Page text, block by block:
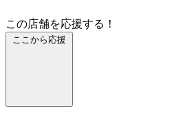
この店舗を応援する！
ここから応援